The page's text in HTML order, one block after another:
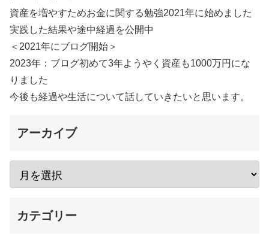
資産を増やすためお金に関する勉強2021年に始めました
実践した結果や途中経過を公開中
＜2021年にブログ開始＞
2023年：ブログ初めて3年ようやく資産も1000万円にな
りました
今後も経過や生活について話していきたいと思います。
アーカイブ
カテゴリー